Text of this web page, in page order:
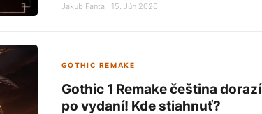
Jakub Fanta | 15. Jún 2026
GOTHIC REMAKE
Gothic 1 Remake čeština dorazí
po vydaní! Kde stiahnuť?